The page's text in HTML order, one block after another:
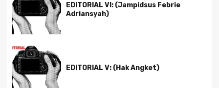
EDITORIAL VI: (Jampidsus Febrie
Adriansyah)
EDITORIAL V: (Hak Angket)